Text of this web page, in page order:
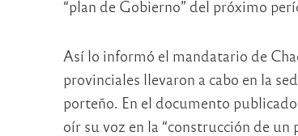
“plan de Gobierno” del próximo
Así lo informó el mandatario de
provinciales llevaron a cabo en la
porteño. En el documento
oír su voz en la “construcción de